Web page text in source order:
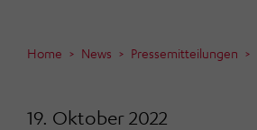
Home News Pressemitteilungen
19. Oktober 2022